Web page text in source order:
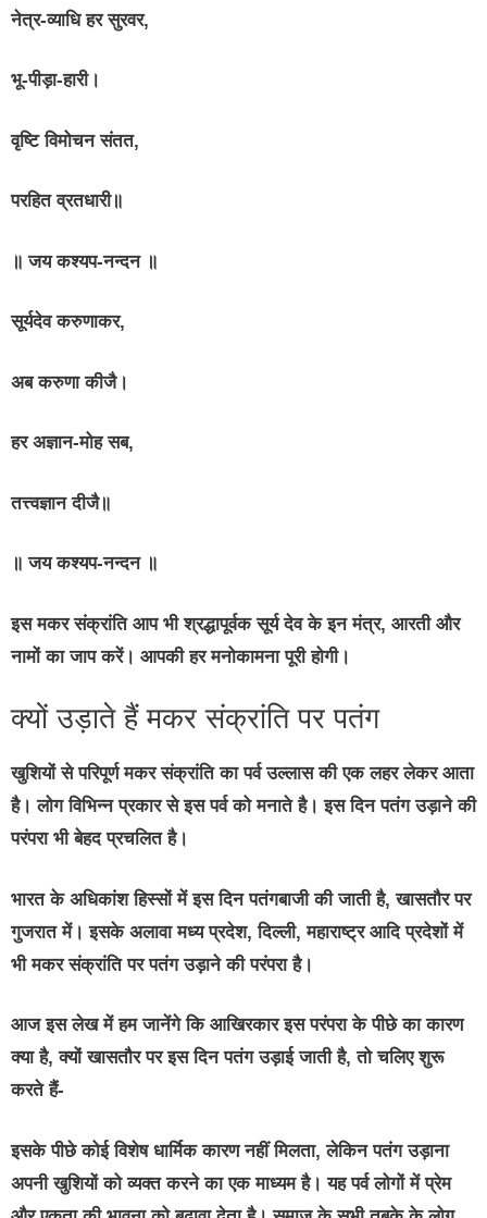
नेत्र-व्याधि हर सुरवर,
भू-पीड़ा-हारी।
वृष्टि विमोचन संतत,
परहित व्रतधारी॥
॥ जय कश्यप-नन्दन ॥
सूर्यदेव करुणाकर,
अब करुणा कीजै।
हर अज्ञान-मोह सब,
तत्त्वज्ञान दीजै॥
॥ जय कश्यप-नन्दन ॥
इस मकर संक्रांति आप भी श्रद्धापूर्वक सूर्य देव के इन मंत्र, आरती और
नामों का जाप करें। आपकी हर मनोकामना पूरी होगी।
क्यों उड़ाते हैं मकर संक्रांति पर पतंग
खुशियों से परिपूर्ण मकर संक्रांति का पर्व उल्लास की एक लहर लेकर आता
है। लोग विभिन्न प्रकार से इस पर्व को मनाते है। इस दिन पतंग उड़ाने की
परंपरा भी बेहद प्रचलित है।
भारत के अधिकांश हिस्सों में इस दिन पतंगबाजी की जाती है, खासतौर पर
गुजरात में। इसके अलावा मध्य प्रदेश, दिल्ली, महाराष्ट्र आदि प्रदेशों में
भी मकर संक्रांति पर पतंग उड़ाने की परंपरा है।
आज इस लेख में हम जानेंगे कि आखिरकार इस परंपरा के पीछे का कारण
क्या है, क्यों खासतौर पर इस दिन पतंग उड़ाई जाती है, तो चलिए शुरू
करते हैं-
इसके पीछे कोई विशेष धार्मिक कारण नहीं मिलता, लेकिन पतंग उड़ाना
अपनी खुशियों को व्यक्त करने का एक माध्यम है। यह पर्व लोगों में प्रेम